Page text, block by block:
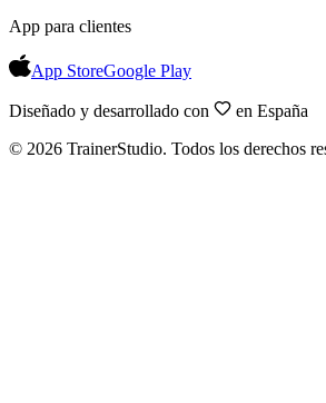
App para clientes
App StoreGoogle Play
Diseñado y desarrollado con
en España
© 2026 TrainerStudio. Todos los derechos